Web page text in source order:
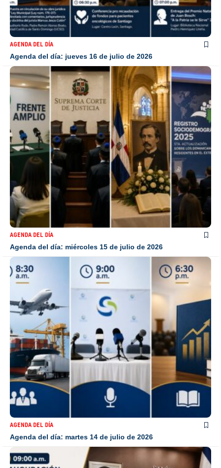
AGENDA DEL DÍA
Agenda del día: jueves 16 de julio de 2026
AGENDA DEL DÍA
Agenda del día: miércoles 15 de julio de 2026
AGENDA DEL DÍA
Agenda del día: martes 14 de julio de 2026